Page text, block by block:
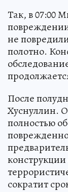
Так, в 07:00
не
полотно.
После
Хуснуллин.
полностью
конструкции
сократит